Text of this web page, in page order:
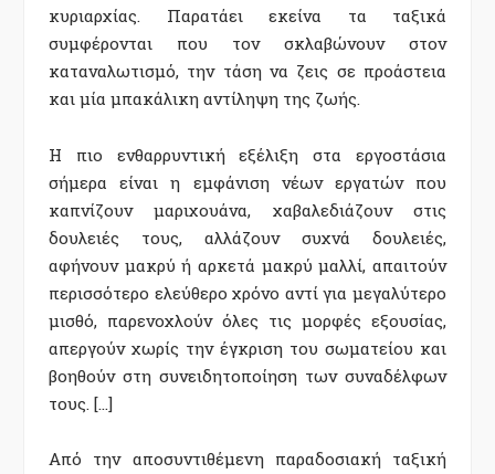
κυριαρχίας. Παρατάει εκείνα τα ταξικά
συμφέρονται που τον σκλαβώνουν στον
καταναλωτισμό, την τάση να ζεις σε προάστεια
και μία μπακάλικη αντίληψη της ζωής.
Η πιο ενθαρρυντική εξέλιξη στα εργοστάσια
σήμερα είναι η εμφάνιση νέων εργατών που
καπνίζουν μαριχουάνα, χαβαλεδιάζουν στις
δουλειές τους, αλλάζουν συχνά δουλειές,
αφήνουν μακρύ ή αρκετά μακρύ μαλλί, απαιτούν
περισσότερο ελεύθερο χρόνο αντί για μεγαλύτερο
μισθό, παρενοχλούν όλες τις μορφές εξουσίας,
απεργούν χωρίς την έγκριση του σωματείου και
βοηθούν στη συνειδητοποίηση των συναδέλφων
τους. […]
Από την αποσυντιθέμενη παραδοσιακή ταξική